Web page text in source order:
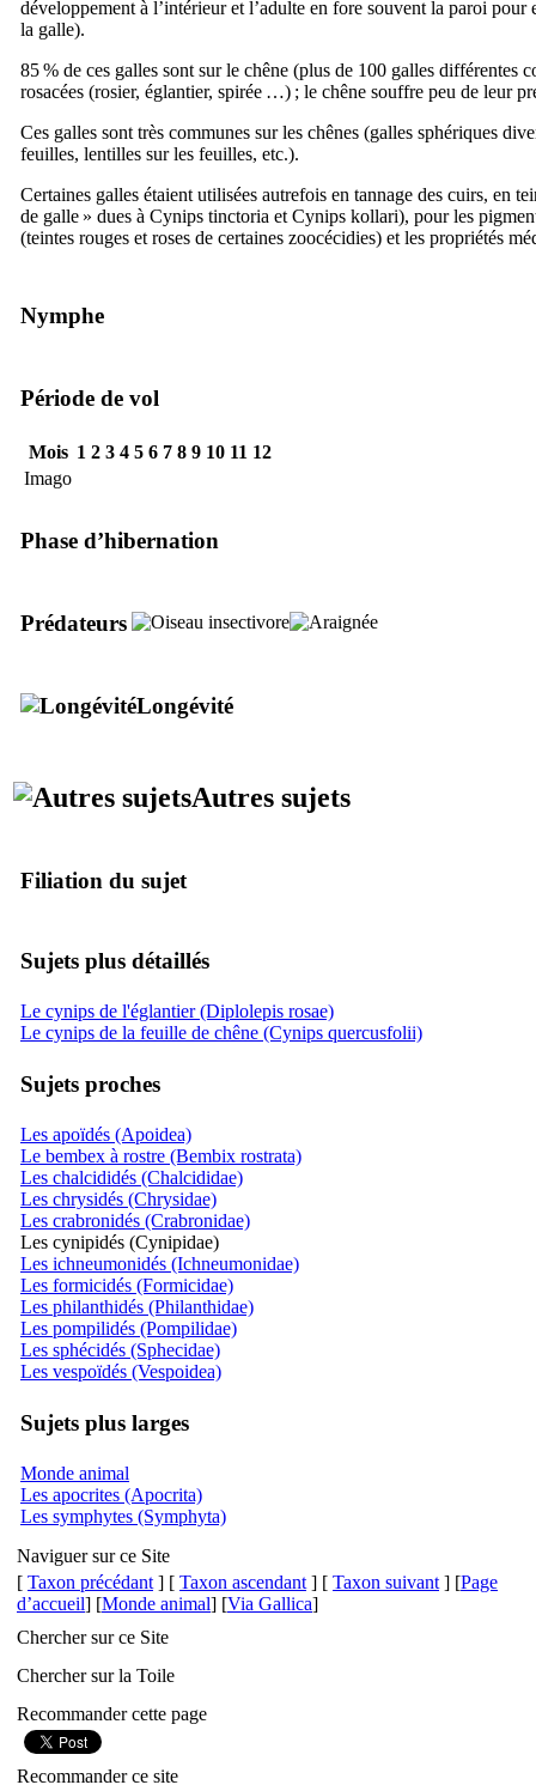
développement à l’intérieur et l’adulte en fore souvent la paroi pour
la galle).
85 % de ces galles sont sur le chêne (plus de 100 galles différentes
rosacées (rosier, églantier, spirée …) ; le chêne souffre peu de leur
Ces galles sont très communes sur les chênes (galles sphériques
feuilles, lentilles sur les feuilles, etc.).
Certaines galles étaient utilisées autrefois en tannage des cuirs, en
de galle » dues à Cynips tinctoria et Cynips kollari), pour les
(teintes rouges et roses de certaines zoocécidies) et les propriétés
Nymphe
Période de vol
Mois 1 2 3 4 5 6 7 8 9 10 11 12
Imago
Phase d’hibernation
Prédateurs
Longévité
Autres sujets
Filiation du sujet
Sujets plus détaillés
Le cynips de l'églantier (Diplolepis rosae)
Le cynips de la feuille de chêne (Cynips quercusfolii)
Sujets proches
Les apoïdés (Apoidea)
Le bembex à rostre (Bembix rostrata)
Les chalcididés (Chalcididae)
Les chrysidés (Chrysidae)
Les crabronidés (Crabronidae)
Les cynipidés (Cynipidae)
Les ichneumonidés (Ichneumonidae)
Les formicidés (Formicidae)
Les philanthidés (Philanthidae)
Les pompilidés (Pompilidae)
Les sphécidés (Sphecidae)
Les vespoïdés (Vespoidea)
Sujets plus larges
Monde animal
Les apocrites (Apocrita)
Les symphytes (Symphyta)
Naviguer sur ce Site
[ Taxon précédant ] [ Taxon ascendant ] [ Taxon suivant ] [Page
d’accueil] [Monde animal] [Via Gallica]
Chercher sur ce Site
Chercher sur la Toile
Recommander cette page
Recommander ce site